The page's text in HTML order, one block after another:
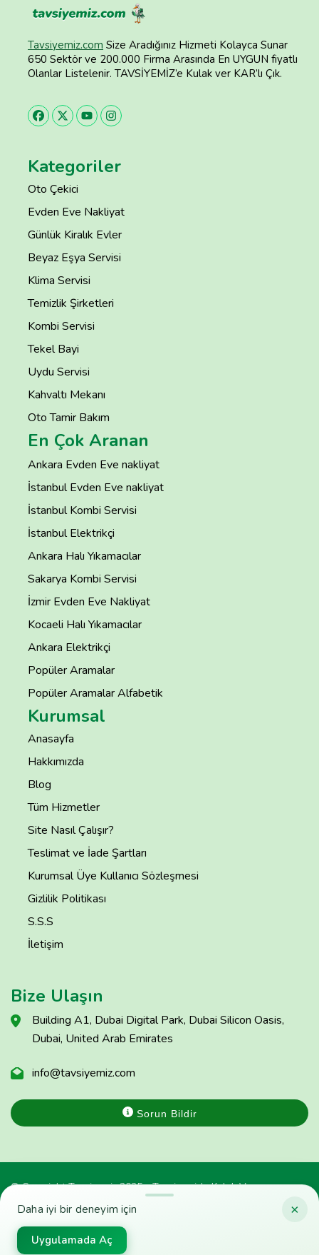
×
Daha iyi bir deneyim için
Uygulamada Aç
Tavsiyemiz.com Size Aradığınız Hizmeti Kolayca Sunar
650 Sektör ve 200.000 Firma Arasında En UYGUN fiyatlı
Olanlar Listelenir. TAVSİYEMİZ’e Kulak ver KAR’lı Çık.
Kategoriler
Oto Çekici
Evden Eve Nakliyat
Günlük Kiralık Evler
Beyaz Eşya Servisi
Klima Servisi
Temizlik Şirketleri
Kombi Servisi
Tekel Bayi
Uydu Servisi
Kahvaltı Mekanı
Oto Tamir Bakım
En Çok Aranan
Ankara Evden Eve nakliyat
İstanbul Evden Eve nakliyat
İstanbul Kombi Servisi
İstanbul Elektrikçi
Ankara Halı Yıkamacılar
Sakarya Kombi Servisi
İzmir Evden Eve Nakliyat
Kocaeli Halı Yıkamacılar
Ankara Elektrikçi
Popüler Aramalar
Popüler Aramalar Alfabetik
Kurumsal
Anasayfa
Hakkımızda
Blog
Tüm Hizmetler
Site Nasıl Çalışır?
Teslimat ve İade Şartları
Kurumsal Üye Kullanıcı Sözleşmesi
Gizlilik Politikası
S.S.S
İletişim
Bize Ulaşın
Building A1, Dubai Digital Park, Dubai Silicon Oasis,
Dubai, United Arab Emirates
info@tavsiyemiz.com
Sorun Bildir
© Copyright Tavsiyemiz 2025 - Tavsiyemiz'e Kulak Ver